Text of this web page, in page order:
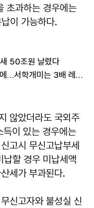
초과하는 경우에는
이 가능하다.
50조원 날렸다
美 반도체지수 한 달 새 27% 급락에…서학개미는 3배 레버리지 베팅
않았더라도 국외주
이 있는 경우에는
고시 무신고납부세
할 경우 미납세액
세가 부과된다.
신고자와 불성실 신